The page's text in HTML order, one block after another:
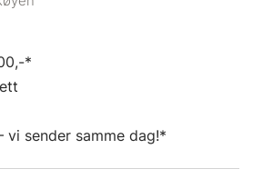
*
vi sender samme dag!*